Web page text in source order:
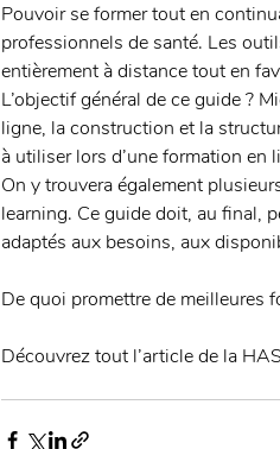
Pouvoir se former tout en
professionnels de santé. Les
entièrement à distance tout en
L’objectif général de ce guide ?
ligne, la construction et la
à utiliser lors d’une formation
On y trouvera également
learning. Ce guide doit, au final,
adaptés aux besoins, aux
De quoi promettre de meilleures
Découvrez tout l’article de la HAS